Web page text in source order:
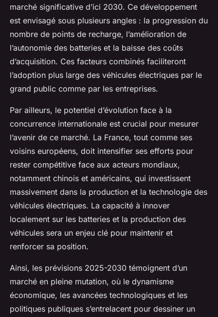
marché significative d’ici 2030. Ce développement
est envisagé sous plusieurs angles : la progression du
nombre de points de recharge, l’amélioration de
l’autonomie des batteries et la baisse des coûts
d’acquisition. Ces facteurs combinés faciliteront
l’adoption plus large des véhicules électriques par le
grand public comme par les entreprises.
Par ailleurs, le potentiel d’évolution face à la
concurrence internationale est crucial pour mesurer
l’avenir de ce marché. La France, tout comme ses
voisins européens, doit intensifier ses efforts pour
rester compétitive face aux acteurs mondiaux,
notamment chinois et américains, qui investissent
massivement dans la production et la technologie des
véhicules électriques. La capacité à innover
localement sur les batteries et la production des
véhicules sera un enjeu clé pour maintenir et
renforcer sa position.
Ainsi, les prévisions 2025-2030 témoignent d’un
marché en pleine mutation, où le dynamisme
économique, les avancées technologiques et les
politiques publiques s’entrelacent pour dessiner un